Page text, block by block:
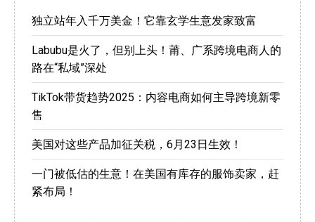
独立站年入千万美金！它靠玄学生意发家致富
Labubu是火了，但别上头！莆、广系跨境电商人的
路在“私域”深处
TikTok带货趋势2025：内容电商如何主导跨境新零
售
美国对这些产品加征关税，6月23日生效！
一门被低估的生意！在美国有库存的服饰卖家，赶
紧布局！